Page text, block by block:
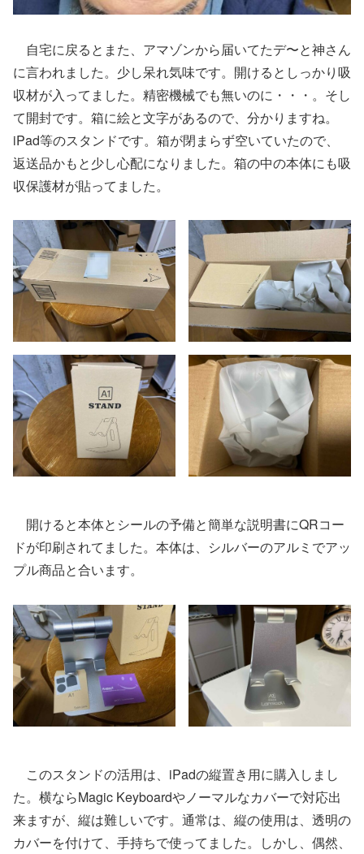
自宅に戻るとまた、アマゾンから届いてたデ〜と神さん
に言われました。少し呆れ気味です。開けるとしっかり吸
収材が入ってました。精密機械でも無いのに・・・。そし
て開封です。箱に絵と文字があるので、分かりますね。
iPad等のスタンドです。箱が閉まらず空いていたので、
返送品かもと少し心配になりました。箱の中の本体にも吸
収保護材が貼ってました。
開けると本体とシールの予備と簡単な説明書にQRコー
ドが印刷されてました。本体は、シルバーのアルミでアッ
プル商品と合います。
このスタンドの活用は、iPadの縦置き用に購入しまし
た。横ならMagic Keyboardやノーマルなカバーで対応出
来ますが、縦は難しいです。通常は、縦の使用は、透明の
カバーを付けて、手持ちで使ってました。しかし、偶然、